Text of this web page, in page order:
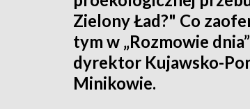
Zielony Ład?" Co
tym w „Rozmowie
dyrektor Kujawsko-
Minikowie.